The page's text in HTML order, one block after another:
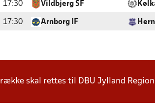
17:30 Vildbjerg SF
17:30 Arnborg IF
skal rettes til DBU Jylland Region